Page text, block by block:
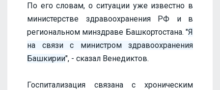
По его словам, о ситуации уже известно в
министерстве здравоохранения РФ и в
региональном минздраве Башкортостана. "Я
на связи с министром здравоохранения
Башкирии", - сказал Венедиктов.
Госпитализация связана с хроническим